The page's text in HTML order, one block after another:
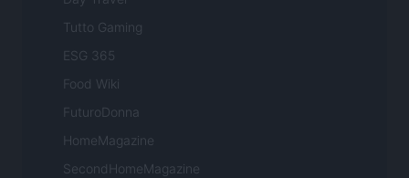
Tutto Gaming
ESG 365
Food Wiki
FuturoDonna
HomeMagazine
SecondHomeMagazine